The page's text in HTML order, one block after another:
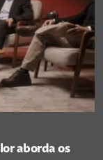
aborda os